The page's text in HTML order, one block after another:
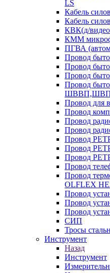
LS
Кабель
Кабель
КВК(д/
КММ
ПГВА
Провод
Провод
Провод
Провод
Провод для
Провод
Провод
Провод
Провод
Провод
Провод
Провод
Провод
OLFLEX
Провод
Провод
Провод
СИП
Тросы
Инструмент
Назад
Инструмент